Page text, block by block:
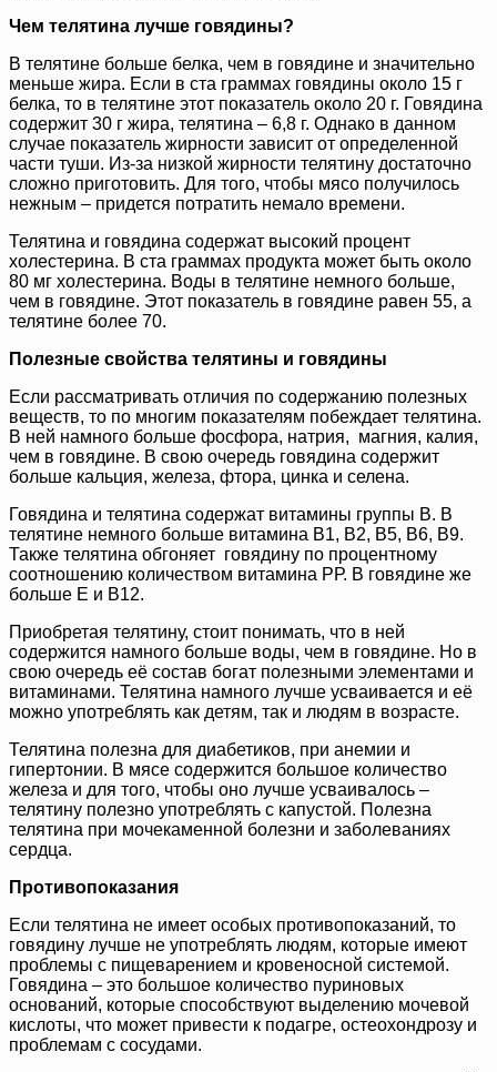
Чем телятина лучше говядины?
В телятине больше белка, чем в говядине и значительно
меньше жира. Если в ста граммах говядины около 15 г
белка, то в телятине этот показатель около 20 г. Говядина
содержит 30 г жира, телятина – 6,8 г. Однако в данном
случае показатель жирности зависит от определенной
части туши. Из-за низкой жирности телятину достаточно
сложно приготовить. Для того, чтобы мясо получилось
нежным – придется потратить немало времени.
Телятина и говядина содержат высокий процент
холестерина. В ста граммах продукта может быть около
80 мг холестерина. Воды в телятине немного больше,
чем в говядине. Этот показатель в говядине равен 55, а
телятине более 70.
Полезные свойства телятины и говядины
Если рассматривать отличия по содержанию полезных
веществ, то по многим показателям побеждает телятина.
В ней намного больше фосфора, натрия, магния, калия,
чем в говядине. В свою очередь говядина содержит
больше кальция, железа, фтора, цинка и селена.
Говядина и телятина содержат витамины группы В. В
телятине немного больше витамина В1, В2, В5, В6, В9.
Также телятина обгоняет говядину по процентному
соотношению количеством витамина РР. В говядине же
больше Е и В12.
Приобретая телятину, стоит понимать, что в ней
содержится намного больше воды, чем в говядине. Но в
свою очередь её состав богат полезными элементами и
витаминами. Телятина намного лучше усваивается и её
можно употреблять как детям, так и людям в возрасте.
Телятина полезна для диабетиков, при анемии и
гипертонии. В мясе содержится большое количество
железа и для того, чтобы оно лучше усваивалось –
телятину полезно употреблять с капустой. Полезна
телятина при мочекаменной болезни и заболеваниях
сердца.
Противопоказания
Если телятина не имеет особых противопоказаний, то
говядину лучше не употреблять людям, которые имеют
проблемы с пищеварением и кровеносной системой.
Говядина – это большое количество пуриновых
оснований, которые способствуют выделению мочевой
кислоты, что может привести к подагре, остеохондрозу и
проблемам с сосудами.